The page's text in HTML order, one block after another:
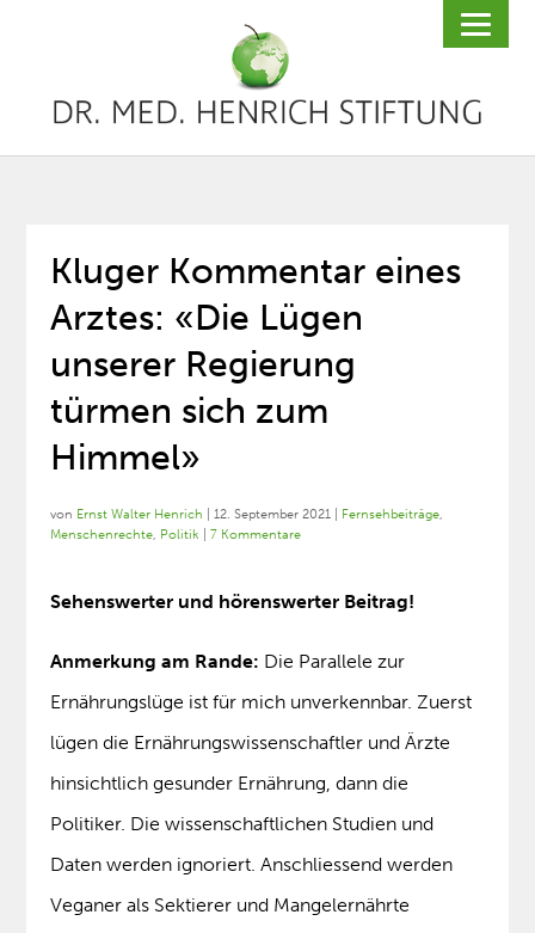
Kluger Kommentar eines
Arztes: «Die Lügen
unserer Regierung
türmen sich zum
Himmel»
von Ernst Walter Henrich |12. September 2021 Fernsehbeiträge,
Menschenrechte, Politik |7 Kommentare
Sehenswerter und hörenswerter Beitrag!
Anmerkung am Rande: Die Parallele zur
Ernährungslüge ist für mich unverkennbar. Zuerst
lügen die Ernährungswissenschaftler und Ärzte
hinsichtlich gesunder Ernährung, dann die
Politiker. Die wissenschaftlichen Studien und
Daten werden ignoriert. Anschliessend werden
Veganer als Sektierer und Mangelernährte